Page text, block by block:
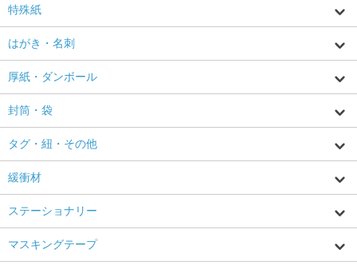
特殊紙
はがき・名刺
厚紙・ダンボール
封筒・袋
タグ・紐・その他
緩衝材
ステーショナリー
マスキングテープ